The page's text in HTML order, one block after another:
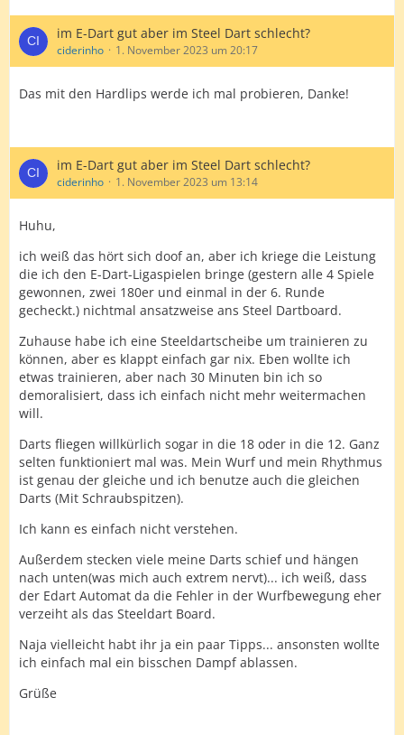
im E-Dart gut aber im Steel Dart schlecht?
ciderinho 1. November 2023 um 20:17
Das mit den Hardlips werde ich mal probieren, Danke!
im E-Dart gut aber im Steel Dart schlecht?
ciderinho 1. November 2023 um 13:14
Huhu,
ich weiß das hört sich doof an, aber ich kriege die Leistung
die ich den E-Dart-Ligaspielen bringe (gestern alle 4 Spiele
gewonnen, zwei 180er und einmal in der 6. Runde
gecheckt.) nichtmal ansatzweise ans Steel Dartboard.
Zuhause habe ich eine Steeldartscheibe um trainieren zu
können, aber es klappt einfach gar nix. Eben wollte ich
etwas trainieren, aber nach 30 Minuten bin ich so
demoralisiert, dass ich einfach nicht mehr weitermachen
will.
Darts fliegen willkürlich sogar in die 18 oder in die 12. Ganz
selten funktioniert mal was. Mein Wurf und mein Rhythmus
ist genau der gleiche und ich benutze auch die gleichen
Darts (Mit Schraubspitzen).
Ich kann es einfach nicht verstehen.
Außerdem stecken viele meine Darts schief und hängen
nach unten(was mich auch extrem nervt)... ich weiß, dass
der Edart Automat da die Fehler in der Wurfbewegung eher
verzeiht als das Steeldart Board.
Naja vielleicht habt ihr ja ein paar Tipps... ansonsten wollte
ich einfach mal ein bisschen Dampf ablassen.
Grüße